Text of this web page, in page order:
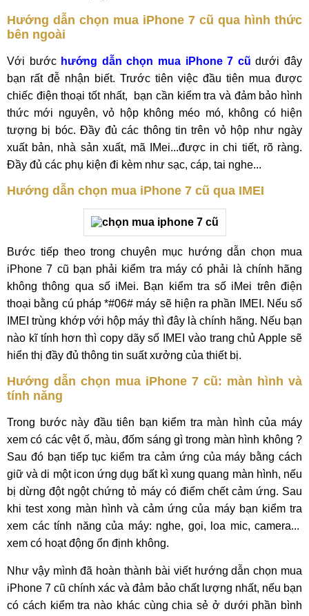
Hướng dẫn chọn mua iPhone 7 cũ qua hình thức
bên ngoài
Với bước hướng dẫn chọn mua iPhone 7 cũ dưới đây
bạn rất đễ nhận biết. Trước tiên việc đầu tiên mua được
chiếc điện thoại tốt nhất, bạn cần kiểm tra và đảm bảo hình
thức mới nguyên, vỏ hộp không méo mó, không có hiện
tượng bị bóc. Đầy đủ các thông tin trên vỏ hộp như ngày
xuất bản, nhà sản xuất, mã IMei...được in chi tiết, rõ ràng.
Đầy đủ các phụ kiện đi kèm như sạc, cáp, tai nghe...
Hướng dẫn chọn mua iPhone 7 cũ qua IMEI
Bước tiếp theo trong chuyên mục hướng dẫn chọn mua
iPhone 7 cũ bạn phải kiểm tra máy có phải là chính hãng
không thông qua số iMei. Bạn kiểm tra số iMei trên điện
thoại bằng cú pháp *#06# máy sẽ hiện ra phần IMEI. Nếu số
IMEI trùng khớp với hộp máy thì đây là chính hãng. Nếu bạn
nào kĩ tính hơn thì copy dãy số IMEI vào trang chủ Apple sẽ
hiển thị đầy đủ thông tin suất xưởng của thiết bị.
Hướng dẫn chọn mua iPhone 7 cũ: màn hình và
tính năng
Trong bước này đầu tiên bạn kiểm tra màn hình của máy
xem có các vệt ố, màu, đốm sáng gì trong màn hình không ?
Sau đó bạn tiếp tục kiểm tra cảm ứng của máy bằng cách
giữ và di một icon ứng dụg bất kì xung quang màn hình, nếu
bị dừng đột ngột chứng tỏ máy có điểm chết cảm ứng. Sau
khi test xong màn hình và cảm ứng của máy bạn kiểm tra
xem các tính năng của máy: nghe, gọi, loa mic, camera...
xem có hoạt động ổn định không.
Như vậy mình đã hoàn thành bài viết hướng dẫn chọn mua
iPhone 7 cũ chính xác và đảm bảo chất lượng nhất, nếu bạn
có cách kiểm tra nào khác cùng chia sẻ ở dưới phần bình